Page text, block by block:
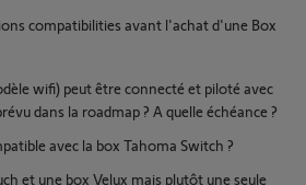
compatibilities avant l'achat d'une Box
wifi) peut être connecté et piloté avec
dans la roadmap ? A quelle échéance ?
avec la box Tahoma Switch ?
et une box Velux mais plutôt une seule